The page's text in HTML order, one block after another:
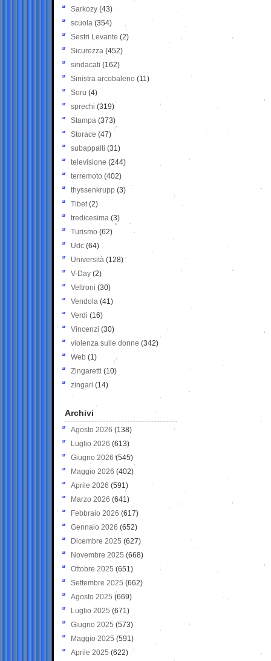
Sarkozy (43)
scuola (354)
Sestri Levante (2)
Sicurezza (452)
sindacati (162)
Sinistra arcobaleno (11)
Soru (4)
sprechi (319)
Stampa (373)
Storace (47)
subappalti (31)
televisione(244)
terremoto (402)
thyssenkrupp (3)
Tibet(2)
tredicesima (3)
Turismo (62)
Udc (64)
Università (128)
V-Day (2)
Veltroni (30)
Vendola (41)
Verdi (16)
Vincenzi (30)
violenza sulle donne (342)
Web (1)
Zingaretti (10)
zingari (14)
Archivi
Agosto 2026 (138)
Luglio 2026 (613)
Giugno 2026 (545)
Maggio 2026 (402)
Aprile 2026 (591)
Marzo 2026 (641)
Febbraio 2026 (617)
Gennaio 2026 (652)
Dicembre 2025 (627)
Novembre 2025 (668)
Ottobre 2025 (651)
Settembre 2025 (662)
Agosto 2025 (669)
Luglio 2025 (671)
Giugno 2025 (573)
Maggio 2025 (591)
Aprile 2025 (622)